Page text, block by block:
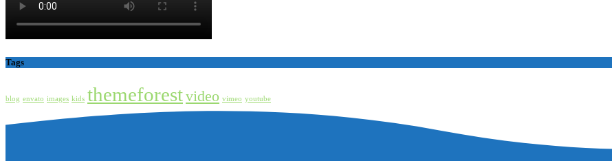
Tags
blog envato images kids themeforestvideo vimeo youtube